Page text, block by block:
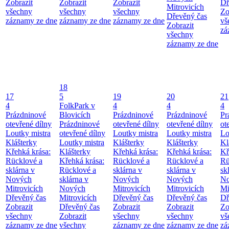
Zobrazit
všechny
záznamy ze dne
Zobrazit
všechny
záznamy ze dne
Zobrazit
všechny
záznamy ze dne
Mitrovicích
Dřevěný čas
Zobrazit
všechny
záznamy ze dne
17
4
Prázdninové
otevřené dílny
Loutky mistra
Klášterky
Křehká krása:
Rücklové a
sklárna v
Nových
Mitrovicích
Dřevěný čas
Zobrazit
všechny
záznamy ze dne
18
5
FolkPark v
Blovicích
Prázdninové
otevřené dílny
Loutky mistra
Klášterky
Křehká krása:
Rücklové a
sklárna v
Nových
Mitrovicích
Dřevěný čas
Zobrazit
všechny
19
4
Prázdninové
otevřené dílny
Loutky mistra
Klášterky
Křehká krása:
Rücklové a
sklárna v
Nových
Mitrovicích
Dřevěný čas
Zobrazit
všechny
záznamy ze dne
20
4
Prázdninové
otevřené dílny
Loutky mistra
Klášterky
Křehká krása:
Rücklové a
sklárna v
Nových
Mitrovicích
Dřevěný čas
Zobrazit
všechny
záznamy ze dne
21
4